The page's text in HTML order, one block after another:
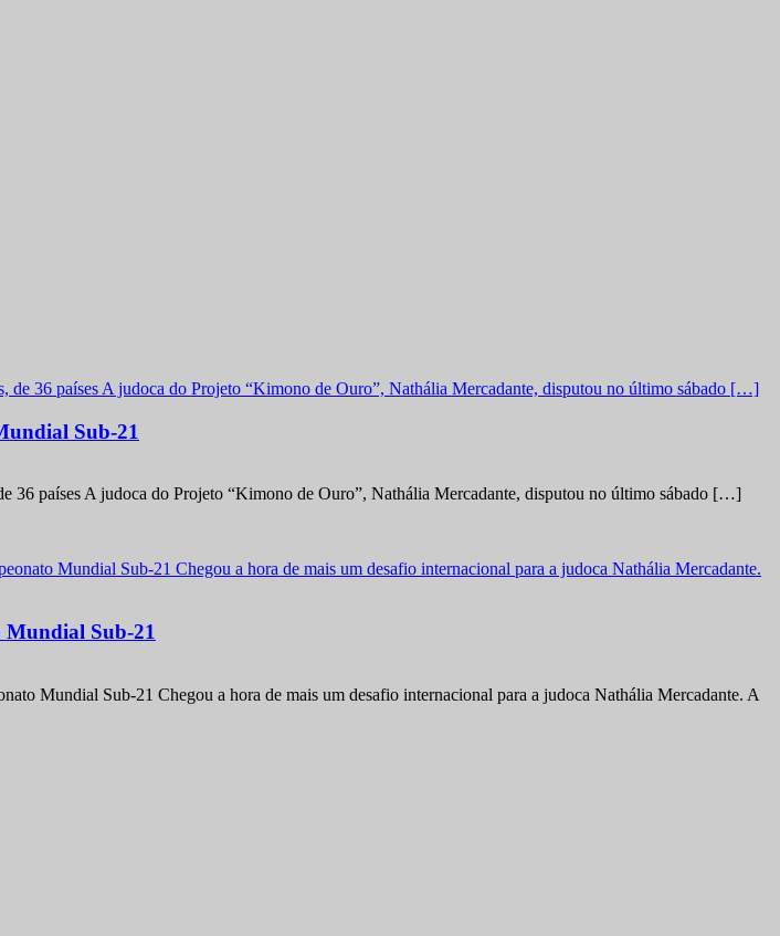
Sub-21
36 países A judoca do Projeto “Kimono de Ouro”, Nathália Mercadante, disputou no último sábado […]
Mundial Sub-21
Mundial Sub-21 Chegou a hora de mais um desafio internacional para a judoca Nathália Mercadante. A